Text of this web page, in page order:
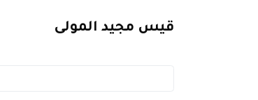
قيس مجيد المولى